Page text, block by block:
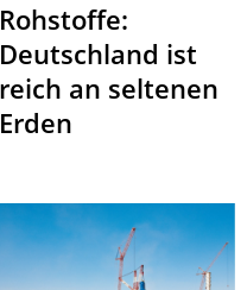
Rohstoffe:
Deutschland ist
reich an seltenen
Erden